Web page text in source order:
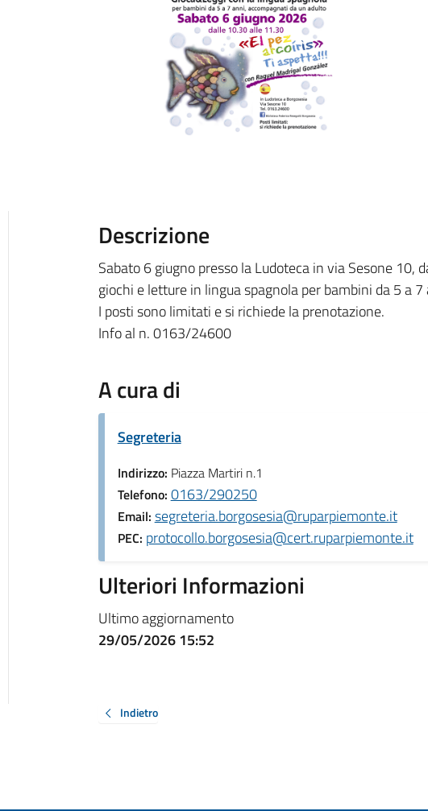
Descrizione
Sabato 6 giugno presso la Ludoteca in via Sesone 10,
giochi e letture in lingua spagnola per bambini da 5 a
I posti sono limitati e si richiede la prenotazione.
Info al n. 0163/24600
A cura di
Segreteria
Indirizzo: Piazza Martiri n.1
Telefono: 0163/290250
Email: segreteria.borgosesia@ruparpiemonte.it
PEC: protocollo.borgosesia@cert.ruparpiemonte.it
Ulteriori Informazioni
Ultimo aggiornamento
29/05/2026 15:52
Indietro